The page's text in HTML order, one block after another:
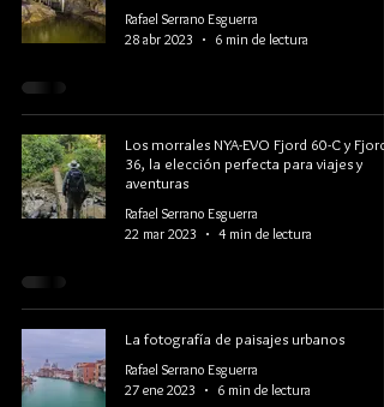
Rafael Serrano Esguerra
28 abr 2023
6 min de lectura
Los morrales NYA-EVO Fjord 60-C y Fjord
36, la elección perfecta para viajes y
aventuras
Rafael Serrano Esguerra
22 mar 2023
4 min de lectura
La fotografía de paisajes urbanos
Rafael Serrano Esguerra
27 ene 2023
6 min de lectura